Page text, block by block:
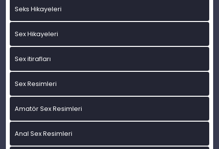
Seks Hikayeleri
Sex Hikayeleri
Sex itirafları
Sex Resimleri
Amatör Sex Resimleri
Anal Sex Resimleri